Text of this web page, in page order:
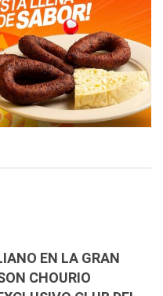
EN LA GRAN
CHOURIO